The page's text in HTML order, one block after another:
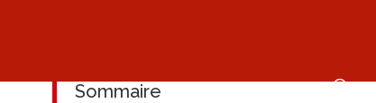
Sommaire